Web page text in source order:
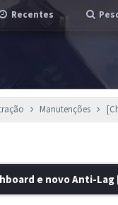
Recentes
Manutenções
e novo Anti-